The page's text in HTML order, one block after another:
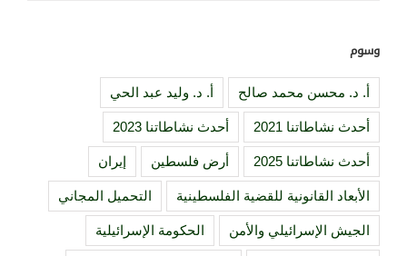
وسوم
أ. د. محسن محمد صالح أ. د. وليد عبد الحي
أحدث نشاطاتنا 2021 أحدث نشاطاتنا 2023
أحدث نشاطاتنا 2025 أرض فلسطين إيران
الأبعاد القانونية للقضية الفلسطينية التحميل المجاني
الجيش الإسرائيلي والأمن الحكومة الإسرائيلية